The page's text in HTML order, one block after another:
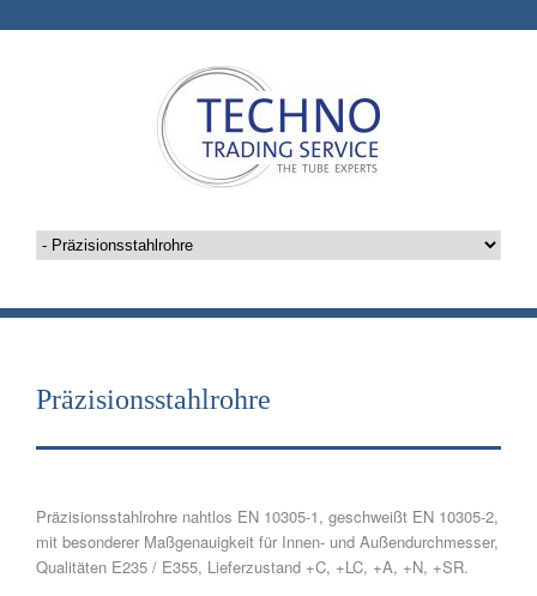
Präzisionsstahlrohre
Präzisionsstahlrohre nahtlos EN 10305-1, geschweißt EN 10305-2,
mit besonderer Maßgenauigkeit für Innen- und Außendurchmesser,
Qualitäten E235 / E355, Lieferzustand +C, +LC, +A, +N, +SR.